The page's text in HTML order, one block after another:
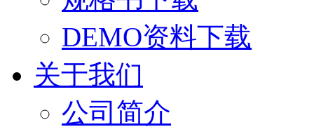
DEMO资料下载
关于我们
公司简介